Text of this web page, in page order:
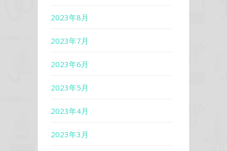
2023年8月
2023年7月
2023年6月
2023年5月
2023年4月
2023年3月